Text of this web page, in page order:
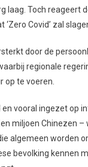
laag. Toch reageert
Covid’ zal
door de
regionale
op te voeren.
vooral ingezet op
miljoen Chinezen
algemeen worden
bevolking kennen